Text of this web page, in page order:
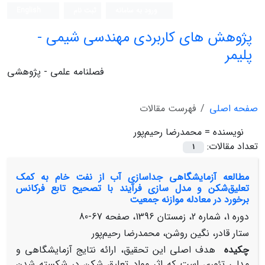
پژوهش های کاربردی مهندسی شیمی -
پلیمر
فصلنامه علمی - پژوهشی
صفحه اصلی
فهرست مقالات
نویسنده = محمدرضا رحیم‌پور
تعداد مقالات:
1
مطالعه آزمایشگاهی جداسازی آب از نفت خام به کمک
تعلیق‌شکن و مدل سازی فرآیند با تصحیح تابع فرکانس
برخورد در معادله موازنه جمعیت
دوره 1، شماره 2، زمستان 1396، صفحه
67-80
ستار قادر، نگین روشن، محمدرضا رحیم‌پور
چکیده
هدف اصلی این تحقیق، ارائه نتایج آزمایشگاهی و